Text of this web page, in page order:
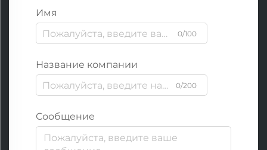
Имя
0/100
Название компании
0/200
Сообщение